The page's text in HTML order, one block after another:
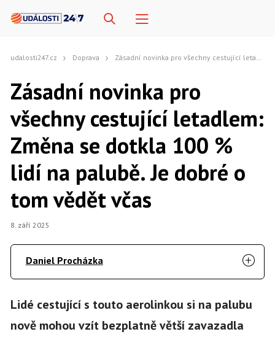
udalosti247.cz Doprava Zásadní novinka pro všechny cestující letadlem: Změna se dotkla 100 % lidí na palubě. Je dobré o tom vědět včas
Zásadní novinka pro
všechny cestující letadlem:
Změna se dotkla 100 %
lidí na palubě. Je dobré o
tom vědět včas
8. září 2025
Daniel Procházka
Lidé cestující s touto aerolinkou si na palubu
nově mohou vzít bezplatně větší zavazadla